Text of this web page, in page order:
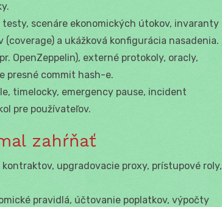
scenáre ekonomických útokov, invaranty
a ukážková konfigurácia nasadenia.
OpenZeppelin), externé protokoly, oracly,
presné commit hash-e.
timelocky, emergency pause, incident
pre používateľov.
zahŕňať
upgradovacie proxy, prístupové roly,
pravidlá, účtovanie poplatkov, výpočty